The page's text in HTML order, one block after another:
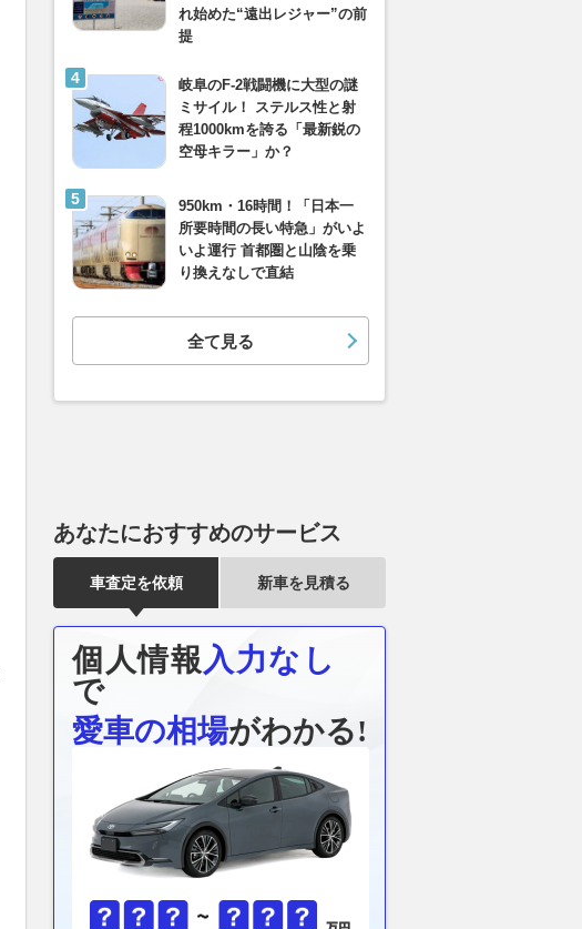
れ始めた“遠出レジャー”の前
提
岐阜のF-2戦闘機に大型の謎
ミサイル！ ステルス性と射
程1000kmを誇る「最新鋭の
空母キラー」か？
950km・16時間！「日本一
所要時間の長い特急」がいよ
いよ運行 首都圏と山陰を乗
り換えなしで直結
全て見る
あなたにおすすめのサービス
車査定を依頼 新車を見積る
個人情報 入力なし
で
愛車の相場がわかる!